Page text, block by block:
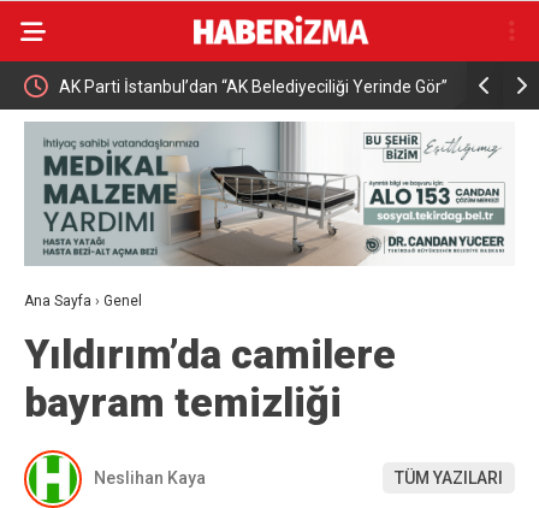
AK Parti İstanbul’dan “AK Belediyeciliği Yerinde Gör”
programı
Ana Sayfa › Genel
Yıldırım’da camilere
bayram temizliği
Neslihan Kaya TÜM YAZILARI